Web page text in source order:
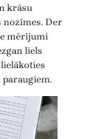
krāsu
nozīmes. Der
mērījumi
liels